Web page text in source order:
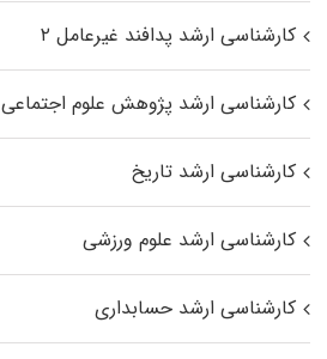
کارشناسی ارشد پدافند غیرعامل ۲
کارشناسی ارشد پژوهش علوم اجتماعی
کارشناسی ارشد تاریخ
کارشناسی ارشد علوم ورزشی
کارشناسی ارشد حسابداری